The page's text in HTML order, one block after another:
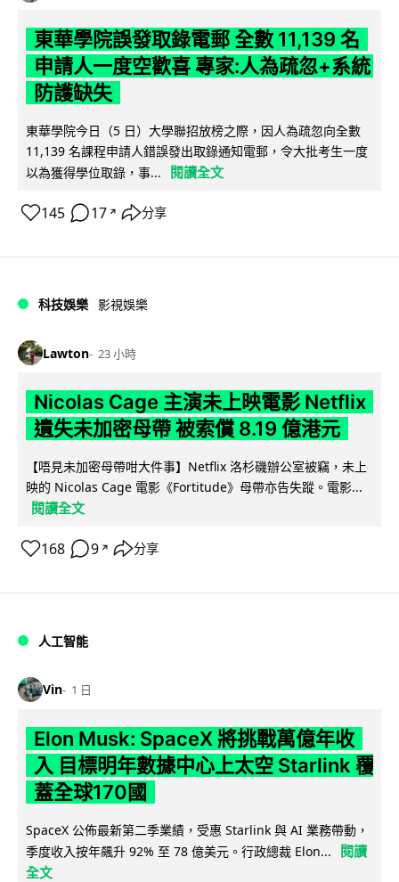
東華學院誤發取錄電郵 全數 11,139 名
申請人一度空歡喜 專家:人為疏忽+系統
防護缺失
東華學院今日（5 日）大學聯招放榜之際，因人為疏忽向全數
11,139 名課程申請人錯誤發出取錄通知電郵，令大批考生一度
以為獲得學位取錄，事...
閱讀全文
145 17 ↗ 分享
科技娛樂 影視娛樂
Lawton 23 小時
Nicolas Cage 主演未上映電影 Netflix
遺失未加密母帶 被索償 8.19 億港元
【唔見未加密母帶咁大件事】Netflix 洛杉磯辦公室被竊，未上
映的 Nicolas Cage 電影《Fortitude》母帶亦告失蹤。電影...
閱讀全文
168 9 ↗ 分享
人工智能
Vin 1 日
Elon Musk: SpaceX 將挑戰萬億年收
入 目標明年數據中心上太空 Starlink 覆
蓋全球170國
SpaceX 公佈最新第二季業績，受惠 Starlink 與 AI 業務帶動，
季度收入按年飆升 92% 至 78 億美元。行政總裁 Elon...
閱讀
全文